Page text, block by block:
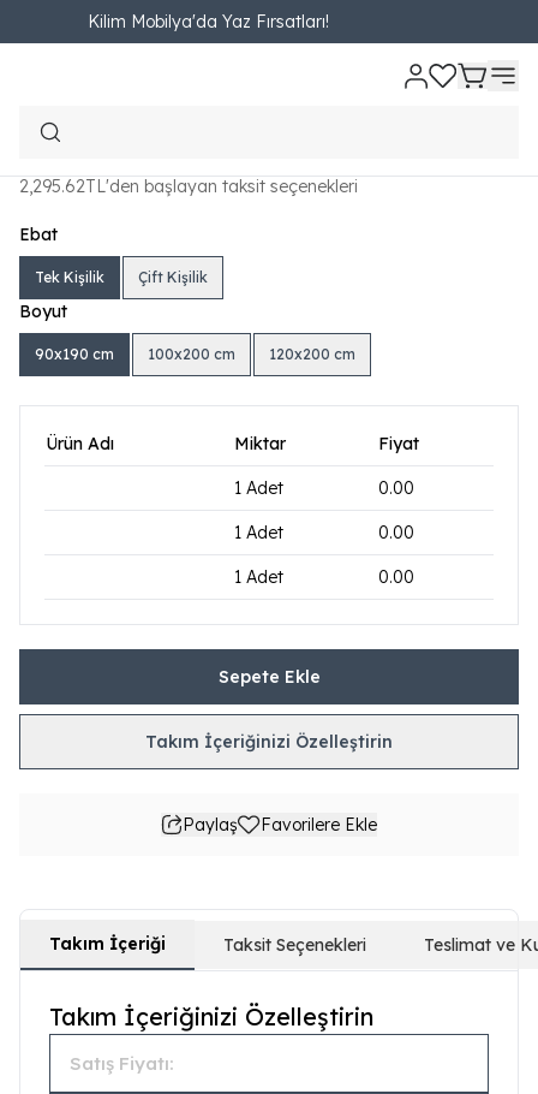
Kilim Mobilya'da Yaz Fırsatları!
Ana Sayfa Online Özel Yatak ve Bazalar
2,295.62TL'den başlayan taksit seçenekleri
Ebat
Tek Kişilik Çift Kişilik
Boyut
90x190 cm 100x200 cm 120x200 cm
Ürün Adı Miktar Fiyat
1 Adet 0.00
1 Adet 0.00
1 Adet 0.00
Sepete Ekle
Takım İçeriğinizi Özelleştirin
Paylaş Favorilere Ekle
Takım İçeriği Taksit Seçenekleri Teslimat ve
Takım İçeriğinizi Özelleştirin
Satış Fiyatı: